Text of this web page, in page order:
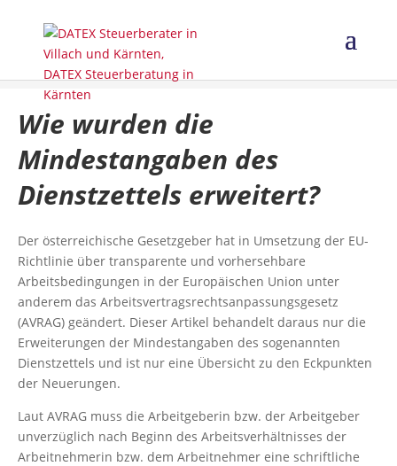
Wie wurden die
Mindestangaben des
Dienstzettels erweitert?
Der österreichische Gesetzgeber hat in Umsetzung der EU-
Richtlinie über transparente und vorhersehbare
Arbeitsbedingungen in der Europäischen Union unter
anderem das Arbeitsvertragsrechtsanpassungsgesetz
(AVRAG) geändert. Dieser Artikel behandelt daraus nur die
Erweiterungen der Mindestangaben des sogenannten
Dienstzettels und ist nur eine Übersicht zu den Eckpunkten
der Neuerungen.
Laut AVRAG muss die Arbeitgeberin bzw. der Arbeitgeber
unverzüglich nach Beginn des Arbeitsverhältnisses der
Arbeitnehmerin bzw. dem Arbeitnehmer eine schriftliche